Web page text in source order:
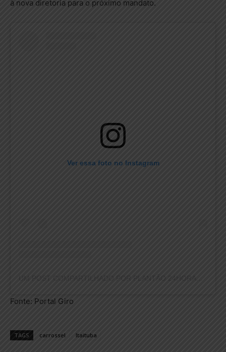
à nova diretoria para o próximo mandato.
Ver essa foto no Instagram
UM POST COMPARTILHADO POR PLANTÃO 24HORAS NEWS (@PLANTAO24HORASNEWS)
Fonte: Portal Giro
TAGS carrossel Itaituba